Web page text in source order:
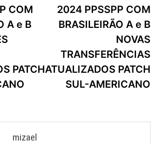
COM
A e B
PATCH
2024 PPSSPP COM
BRASILEIRÃO A e B
NOVAS
TRANSFERÊNCIAS
ATUALIZADOS PATCH
SUL-AMERICANO
mizael